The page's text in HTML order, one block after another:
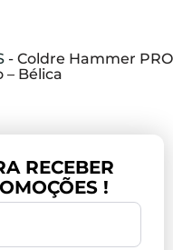
- Coldre Hammer PRO
– Bélica
RECEBER
!